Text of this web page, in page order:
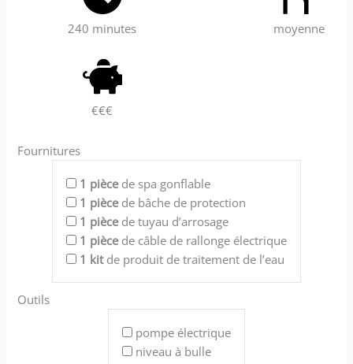
240 minutes moyenne
€€€
Fournitures
1 piècede spa gonflable
1 piècede bâche de protection
1 piècede tuyau d’arrosage
1 piècede câble de rallonge électrique
1 kitde produit de traitement de l’eau
Outils
pompe électrique
niveau à bulle